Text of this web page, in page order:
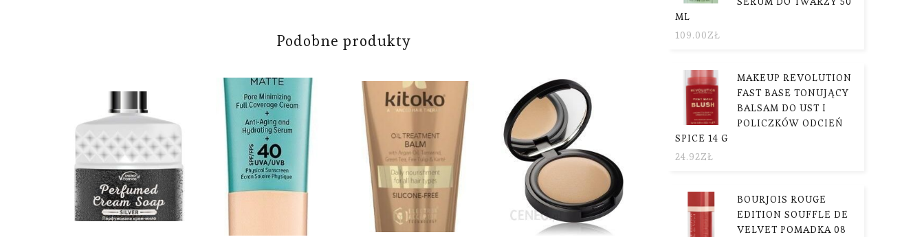
Podobne produkty
ML
109.00ZŁ
MAKEUP REVOLUTION
FAST BASE TONUJĄCY
BALSAM DO UST I
POLICZKÓW ODCIEŃ
SPICE 14 G
24.92ZŁ
BOURJOIS ROUGE
EDITION SOUFFLE DE
VELVET POMADKA 08